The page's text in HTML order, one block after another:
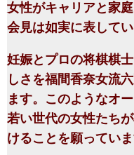
女性がキャリアと家
会見は如実に表してい
妊娠とプロの将棋棋
しさを福間香奈女流
ます。このようなオ
若い世代の女性たち
けることを願っていま